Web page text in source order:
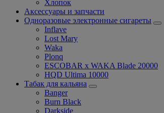
Хлопок
Аксессуары и запчасти
Одноразовые электронные сигареты
Inflave
Lost Mary
Waka
Plonq
ESCOBAR x WAKA Blade 20000
HQD Ultima 10000
Табак для кальяна
Banger
Burn Black
Darkside